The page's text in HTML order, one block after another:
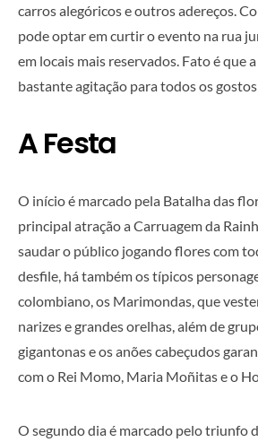
carros alegóricos e outros adereços.
pode optar em curtir o evento na rua
em locais mais reservados. Fato é que
bastante agitação para todos os
A Festa
O início é marcado pela Batalha das
principal atração a Carruagem da
saudar o público jogando flores com
desfile, há também os típicos
colombiano, os Marimondas, que
narizes e grandes orelhas, além de
gigantonas e os anões cabeçudos
com o Rei Momo, Maria Moñitas e o
O segundo dia é marcado pelo triunfo